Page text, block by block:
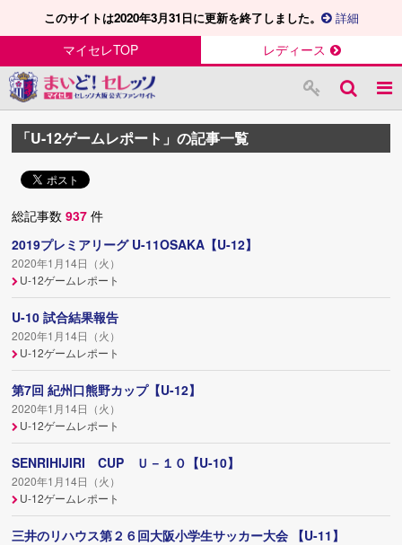
このサイトは2020年3月31日に更新を終了しました。 詳細
マイセレTOP レディース
「U-12ゲームレポート」の記事一覧
総記事数937 件
2019プレミアリーグ U-11OSAKA【U-12】
2020年1月14日（火）
U-12ゲームレポート
U-10 試合結果報告
2020年1月14日（火）
U-12ゲームレポート
第7回 紀州口熊野カップ【U-12】
2020年1月14日（火）
U-12ゲームレポート
SENRIHIJIRI CUP Ｕ－１０【U-10】
2020年1月14日（火）
U-12ゲームレポート
三井のリハウス第２６回大阪小学生サッカー大会 【U-11】